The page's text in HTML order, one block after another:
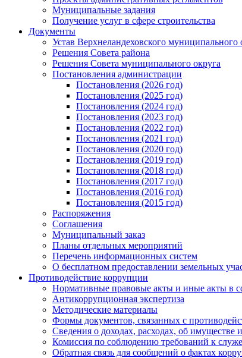
Муниципальные задания
Получение услуг в сфере строительства
Документы
Устав Верхнеландеховского
Решения Совета района
Решения Совета муниципального округа
Постановления администрации
Постановления (2026 год)
Постановления (2025 год)
Постановления (2024 год)
Постановления (2023 год)
Постановления (2022 год)
Постановления (2021 год)
Постановления (2020 год)
Постановления (2019 год)
Постановления (2018 год)
Постановления (2017 год)
Постановления (2016 год)
Постановления (2015 год)
Распоряжения
Соглашения
Муниципальный заказ
Планы отдельных мероприятий
Перечень информационных систем
О бесплатном предоставлении земельных
Противодействие коррупции
Нормативные правовые акты и иные акты в
Антикоррупционная экспертиза
Методические материалы
Формы документов, связанных с
Сведения о доходах, расходах, об имуществе
Комиссия по соблюдению требований к
Обратная связь для сообщений о фактах